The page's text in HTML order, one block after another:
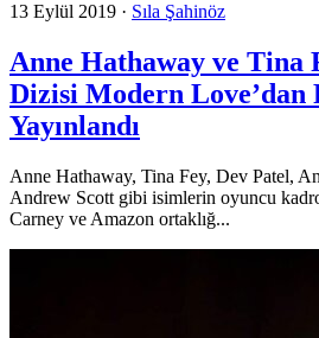
13 Eylül 2019 · Sıla Şahinöz
Anne Hathaway ve Tina
Dizisi Modern Love’dan
Yayınlandı
Anne Hathaway, Tina Fey, Dev Patel,
Andrew Scott gibi isimlerin oyuncu
Carney ve Amazon ortaklığ...